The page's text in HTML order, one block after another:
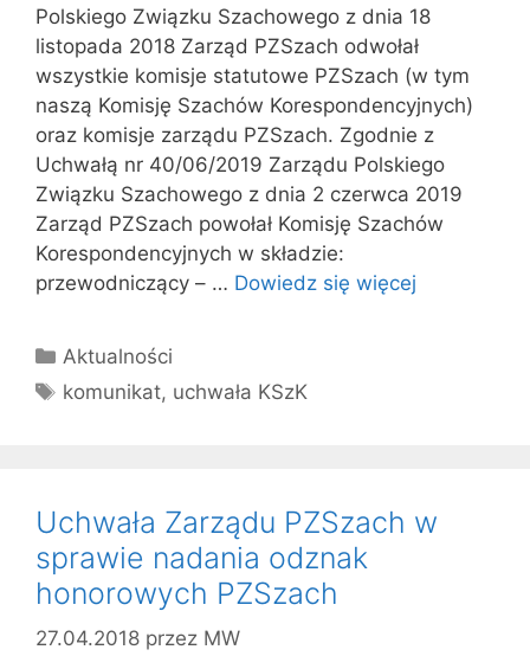
Polskiego Związku Szachowego z dnia 18
listopada 2018 Zarząd PZSzach odwołał
wszystkie komisje statutowe PZSzach (w tym
naszą Komisję Szachów Korespondencyjnych)
oraz komisje zarządu PZSzach. Zgodnie z
Uchwałą nr 40/06/2019 Zarządu Polskiego
Związku Szachowego z dnia 2 czerwca 2019
Zarząd PZSzach powołał Komisję Szachów
Korespondencyjnych w składzie:
przewodniczący – … Dowiedz się więcej
Kategorie
Aktualności
Tagi
komunikat, uchwała KSzK
Uchwała Zarządu PZSzach w
sprawie nadania odznak
honorowych PZSzach
27.04.2018 przez MW